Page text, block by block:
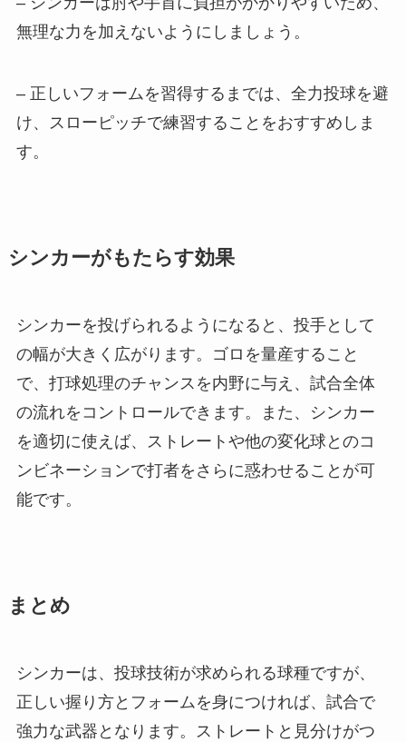
無理な力を加えないようにしましょう。
– 正しいフォームを習得するまでは、全力投球を避
け、スローピッチで練習することをおすすめしま
す。
シンカーがもたらす効果
シンカーを投げられるようになると、投手として
の幅が大きく広がります。ゴロを量産すること
で、打球処理のチャンスを内野に与え、試合全体
の流れをコントロールできます。また、シンカー
を適切に使えば、ストレートや他の変化球とのコ
ンビネーションで打者をさらに惑わせることが可
能です。
まとめ
シンカーは、投球技術が求められる球種ですが、
正しい握り方とフォームを身につければ、試合で
強力な武器となります。ストレートと見分けがつ